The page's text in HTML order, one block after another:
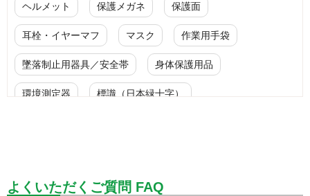
ヘルメット 保護メガネ 保護面
耳栓・イヤーマフ マスク 作業用手袋
墜落制止用器具／安全帯 身体保護用品
環境測定器 標識（日本緑十字）
設備用品・作業補助用品 工事作業用品
よくいただくご質問 FAQ